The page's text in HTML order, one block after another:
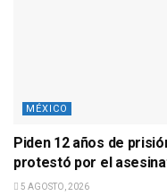
MÉXICO
Piden 12 años de
protestó por el
5 AGOSTO, 2026